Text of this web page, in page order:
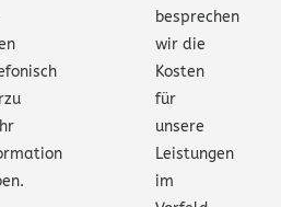
besprechen
wir die
Kosten
für
unsere
Leistungen
im